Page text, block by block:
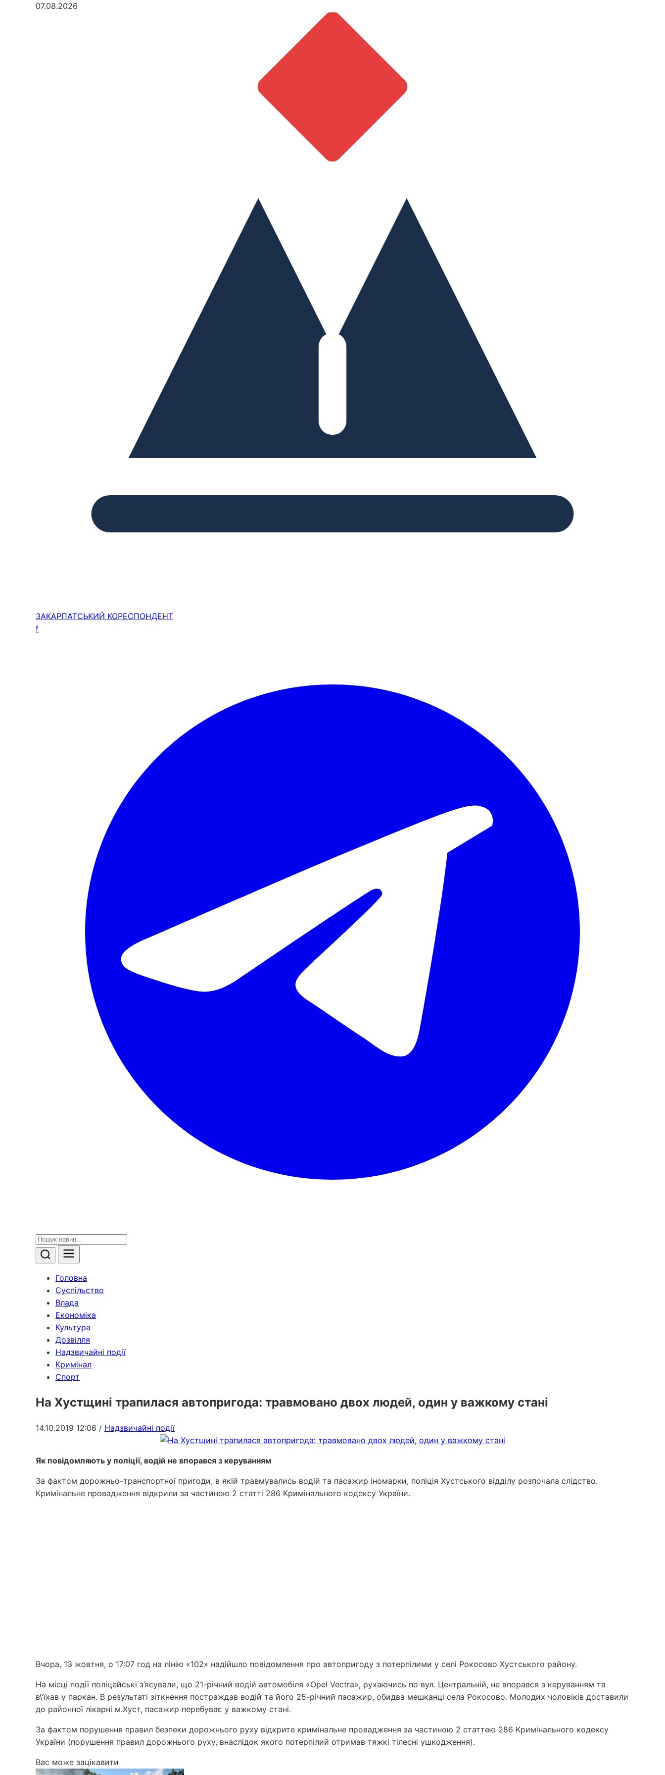
07.08.2026
ЗАКАРПАТСЬКИЙ КОРЕСПОНДЕНТ
f
Головна
Суспільство
Влада
Економіка
Культура
Дозвілля
Надзвичайні події
Кримінал
Спорт
На Хустщині трапилася автопригода: травмовано двох людей, один у важкому стані
14.10.2019 12:06 / Надзвичайні події
Як повідомляють у поліції, водій не впорався з керуванням
За фактом дорожньо-транспортної пригоди, в якій травмувались водій та пасажир іномарки, поліція Хустського відділу розпочала слідство.
Кримінальне провадження відкрили за частиною 2 статті 286 Кримінального кодексу України.
Вчора, 13 жовтня, о 17:07 год на лінію «102» надійшло повідомлення про автопригоду з потерпілими у селі Рокосово Хустського району.
На місці події поліцейські з’ясували, що 21-річний водій автомобіля «Opel Vectra», рухаючись по вул. Центральній, не впорався з керуванням та
в\’їхав у паркан. В результаті зіткнення постраждав водій та його 25-річний пасажир, обидва мешканці села Рокосово. Молодих чоловіків доставили
до районної лікарні м.Хуст, пасажир перебуває у важкому стані.
За фактом порушення правил безпеки дорожнього руху відкрите кримінальне провадження за частиною 2 статтею 286 Кримінального кодексу
України (порушення правил дорожнього руху, внаслідок якого потерпілий отримав тяжкі тілесні ушкодження).
Вас може зацікавити